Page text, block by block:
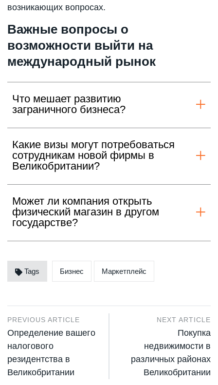
возникающих вопросах.
Важные вопросы о
возможности выйти на
международный рынок
Что мешает развитию
заграничного бизнеса?
Какие визы могут потребоваться
сотрудникам новой фирмы в
Великобритании?
Может ли компания открыть
физический магазин в другом
государстве?
Tags Бизнес Маркетплейс
PREVIOUS ARTICLE
Определение вашего
налогового
резидентства в
Великобритании
NEXT ARTICLE
Покупка
недвижимости в
различных районах
Великобритании